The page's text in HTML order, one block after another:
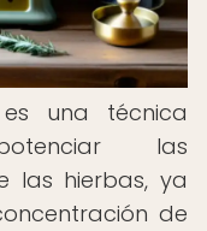
una técnica
las
las hierbas, ya
de